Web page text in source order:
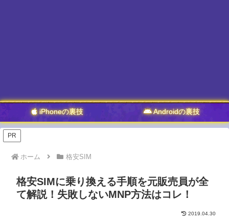
iPhoneの裏技 Androidの裏技
PR
ホーム 格安SIM
格安SIMに乗り換える手順を元販売員が全
て解説！失敗しないMNP方法はコレ！
2019.04.30